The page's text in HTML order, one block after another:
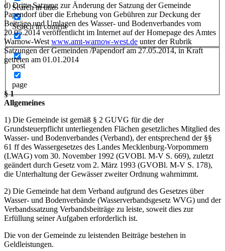
Search in title
Search in content
post
page
d) Dritte Satzung zur Änderung der Satzung der Gemeinde
Papendorf über die Erhebung von Gebühren zur Deckung der
Beiträge und Umlagen des Wasser- und Bodenverbandes vom
20.05.2014 veröffentlicht im Internet auf der Homepage des Amtes
Warnow-West www.amt-warnow-west.de unter der Rubrik
Satzungen der Gemeinden /Papendorf am 27.05.2014, in Kraft
getreten am 01.01.2014
§ 1
Allgemeines
1) Die Gemeinde ist gemäß § 2 GUVG für die der
Grundsteuerpflicht unterliegenden Flächen gesetzliches Mitglied des
Wasser- und Bodenverbandes (Verband), der entsprechend der §§
61 ff des Wassergesetzes des Landes Mecklenburg-Vorpommern
(LWAG) vom 30. November 1992 (GVOBl. M-V S. 669), zuletzt
geändert durch Gesetz vom 2. März 1993 (GVOBl. M-V S. 178),
die Unterhaltung der Gewässer zweiter Ordnung wahrnimmt.
2) Die Gemeinde hat dem Verband aufgrund des Gesetzes über
Wasser- und Bodenverbände (Wasserverbandsgesetz WVG) und der
Verbandssatzung Verbandsbeiträge zu leiste, soweit dies zur
Erfüllung seiner Aufgaben erforderlich ist.
Die von der Gemeinde zu leistenden Beiträge bestehen in
Geldleistungen.